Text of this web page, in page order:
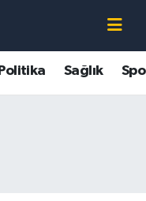
Politika Sağlık